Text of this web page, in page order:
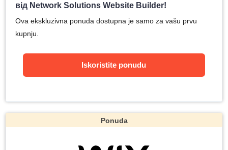
від Network Solutions Website Builder!
Ova ekskluzivna ponuda dostupna je samo za vašu prvu
kupnju.
Iskoristite ponudu
Ponuda